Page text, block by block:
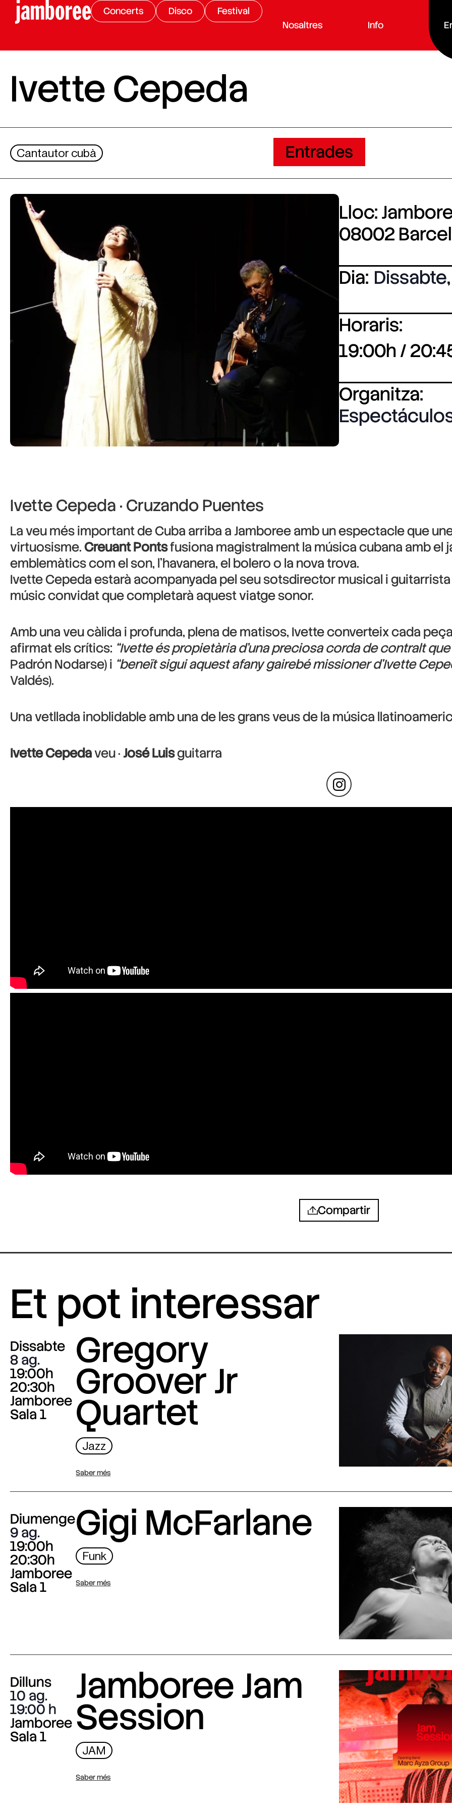
Concerts Disco
Festival
Nosaltres
Info
Ivette Cepeda
Cantautor cubà Entrades
Lloc:
08002
Dia: Dissabte,
Horaris:
19:00h /
Organitza:
Ivette Cepeda · Cruzando Puentes
La veu més important de Cuba arriba a Jamboree amb un espectacle que
virtuosisme.Creuant Pontsfusiona magistralment la música cubana amb el
emblemàtics com el son, l’havanera, el bolero o la nova trova.
Ivette Cepeda estarà acompanyada pel seu sotsdirector musical i guitarrista
músic convidat que completarà aquest viatge sonor.
Amb una veu càlida i profunda, plena de matisos, Ivette converteix cada
afirmat els crítics: “Ivette és propietària d’una preciosa corda de contralt
Padrón Nodarse) i “beneït sigui aquest afany gairebé missioner d’Ivette
Valdés).
Una vetllada inoblidable amb una de les grans veus de la música
Ivette Cepedaveu ·José Luisguitarra
Compartir
Et pot interessar
Dissabte
8 ag.
19:00h
20:30h
Jamboree
Sala 1
Gregory
Groover Jr
Quartet
Jazz
Saber més
Diumenge
9 ag.
19:00h
20:30h
Jamboree
Sala 1
Gigi McFarlane
Funk
Saber més
Dilluns
10 ag.
19:00
Jamboree
Sala 1
Jamboree Jam
Session
JAM
Saber més